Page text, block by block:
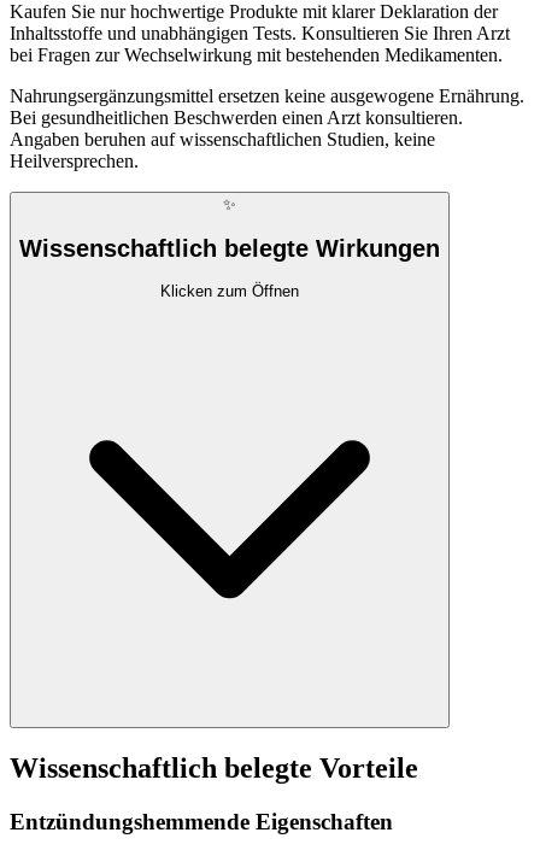
Kaufen Sie nur hochwertige Produkte mit klarer Deklaration der
Inhaltsstoffe und unabhängigen Tests. Konsultieren Sie Ihren Arzt
bei Fragen zur Wechselwirkung mit bestehenden Medikamenten.
Nahrungsergänzungsmittel ersetzen keine ausgewogene Ernährung.
Bei gesundheitlichen Beschwerden einen Arzt konsultieren.
Angaben beruhen auf wissenschaftlichen Studien, keine
Heilversprechen.
✨
Wissenschaftlich belegte Wirkungen
Klicken zum Öffnen
Wissenschaftlich belegte Vorteile
Entzündungshemmende Eigenschaften